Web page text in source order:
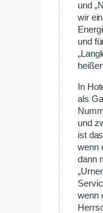
und
wir
und
In
als
und
ist das
wenn
dann
wenn